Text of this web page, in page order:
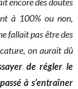
à 100% ou non,
fallait pas être des
on aurait dû
de régler le
à s’entraîner